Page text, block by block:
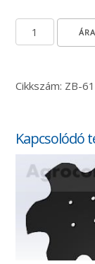
Tárcsa tartó
Cikkszám: ZB-
Kapcsolódó